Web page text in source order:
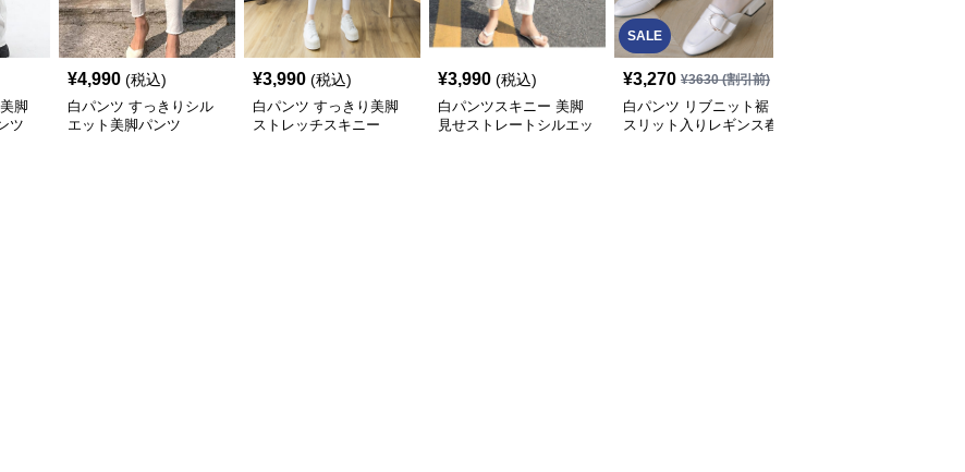
脚
ツ
¥4,990 (税込)
白パンツ すっきりシル
エット美脚パンツ
¥3,990 (税込)
白パンツ すっきり美脚
ストレッチスキニー
¥3,990 (税込)
白パンツスキニー 美脚
見せストレートシルエッ
SALE
¥3,270 ¥3630(割引前)
白パンツ リブニット裾
スリット入りレギンス春